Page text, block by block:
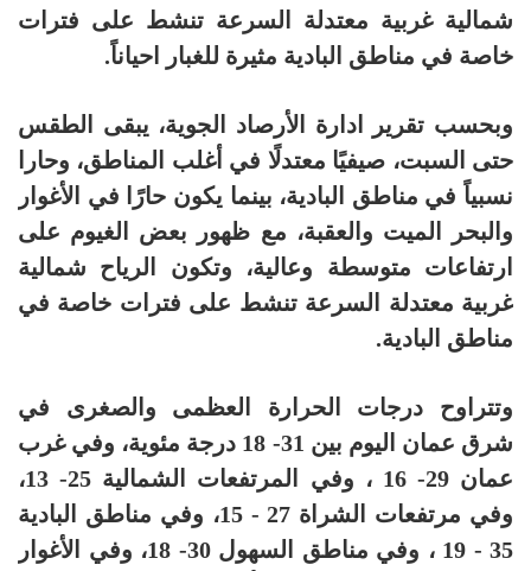
شمالية غربية معتدلة السرعة تنشط على فترات
خاصة في مناطق البادية مثيرة للغبار احياناً.
وبحسب تقرير ادارة الأرصاد الجوية، يبقى الطقس
حتى السبت، صيفيًا معتدلًا في أغلب المناطق، وحارا
نسبياً في مناطق البادية، بينما يكون حارًا في الأغوار
والبحر الميت والعقبة، مع ظهور بعض الغيوم على
ارتفاعات متوسطة وعالية، وتكون الرياح شمالية
غربية معتدلة السرعة تنشط على فترات خاصة في
مناطق البادية.
وتتراوح درجات الحرارة العظمى والصغرى في
شرق عمان اليوم بين 31- 18 درجة مئوية، وفي غرب
عمان 29- 16 ، وفي المرتفعات الشمالية 25- 13،
وفي مرتفعات الشراة 27 - 15، وفي مناطق البادية
35 - 19 ، وفي مناطق السهول 30- 18، وفي الأغوار